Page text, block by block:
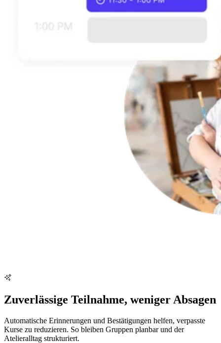
Zuverlässige Teilnahme, weniger Absagen
Automatische Erinnerungen und Bestätigungen helfen, verpasste
Kurse zu reduzieren. So bleiben Gruppen planbar und der
Atelieralltag strukturiert.